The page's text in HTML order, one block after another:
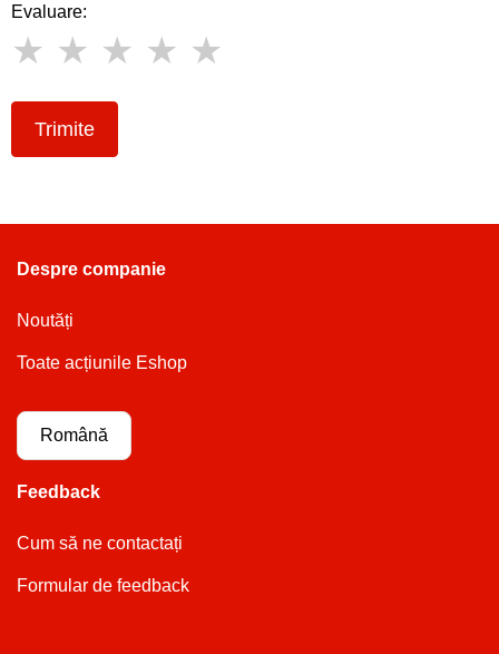
Evaluare:
Trimite
Despre companie
Noutăți
Toate acțiunile Eshop
Română
Feedback
Cum să ne contactați
Formular de feedback